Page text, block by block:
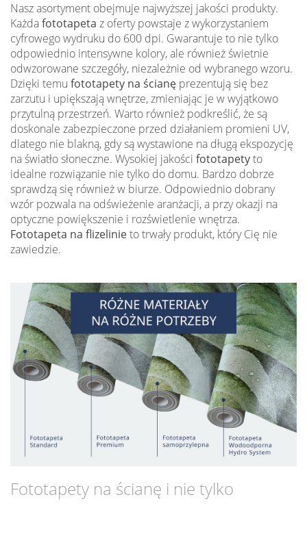
Nasz asortyment obejmuje najwyższej jakości produkty.
Każdafototapeta z oferty powstaje z wykorzystaniem
cyfrowego wydruku do 600 dpi. Gwarantuje to nie tylko
odpowiednio intensywne kolory, ale również świetnie
odwzorowane szczegóły, niezależnie od wybranego wzoru.
Dzięki temu fototapety na ścianę prezentują się bez
zarzutu i upiększają wnętrze, zmieniając je w wyjątkowo
przytulną przestrzeń. Warto również podkreślić, że są
doskonale zabezpieczone przed działaniem promieni UV,
dlatego nie blakną, gdy są wystawione na długą ekspozycję
na światło słoneczne. Wysokiej jakości fototapetyto
idealne rozwiązanie nie tylko do domu. Bardzo dobrze
sprawdzą się również w biurze. Odpowiednio dobrany
wzór pozwala na odświeżenie aranżacji, a przy okazji na
optyczne powiększenie i rozświetlenie wnętrza.
Fototapeta na flizelinieto trwały produkt, który Cię nie
zawiedzie.
Fototapety na ścianę i nie tylko